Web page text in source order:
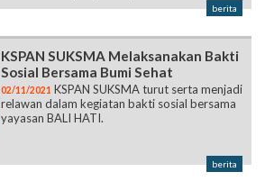
berita
KSPAN SUKSMA Melaksanakan Bakti
Sosial Bersama Bumi Sehat
02/11/2021 KSPAN SUKSMA turut serta menjadi
relawan dalam kegiatan bakti sosial bersama
yayasan BALI HATI.
berita